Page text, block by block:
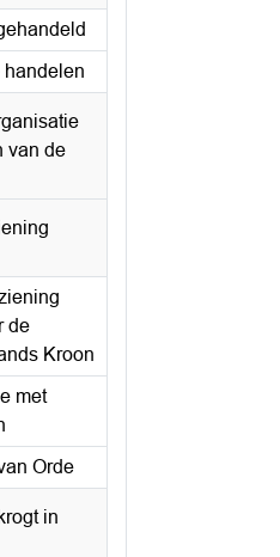
handelen
van de
de
Kroon
met
Orde
in